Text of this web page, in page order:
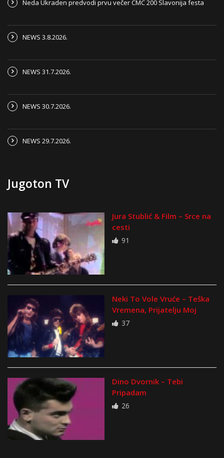
Neda Ukraden predvodi prvu večer CMC 200 Slavonija festa
NEWS 3.8.2026.
NEWS 31.7.2026.
NEWS 30.7.2026.
NEWS 29.7.2026.
Jugoton TV
Jura Stublić & Film – Srce na
cesti
91
Neki To Vole Vruće – Teška
Vremena, Prijatelju Moj
37
Dino Dvornik – Tebi
Pripadam
26